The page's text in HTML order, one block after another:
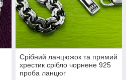
Срібний ланцюжок та прямий
хрестик срібло чорнене 925
проба ланцюг